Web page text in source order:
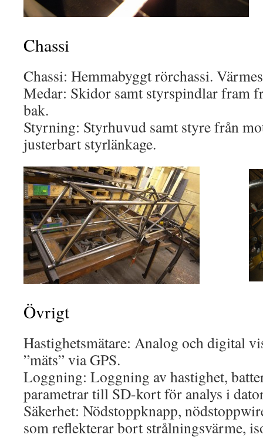
Chassi
Chassi: Hemmabyggt rörchassi.
Medar: Skidor samt styrspindlar fram
bak.
Styrning: Styrhuvud samt styre från
justerbart styrlänkage.
Övrigt
Hastighetsmätare: Analog och digital
”mäts” via GPS.
Loggning: Loggning av hastighet,
parametrar till SD-kort för analys i
Säkerhet: Nödstoppknapp,
som reflekterar bort strålningsvärme,